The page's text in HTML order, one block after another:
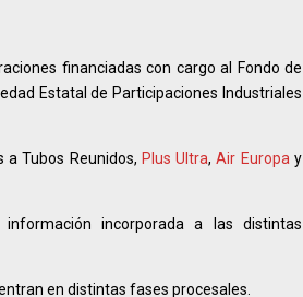
financiadas con cargo al Fondo de
Estatal de Participaciones Industriales
Tubos Reunidos, Plus Ultra,Air Europa y
incorporada a las distintas
en distintas fases procesales.